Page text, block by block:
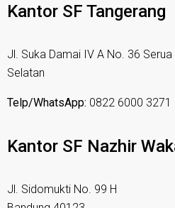
Kantor SF Tangerang
Jl. Suka Damai IV A No. 36
Selatan
Telp/WhatsApp: 0822 6000 3271
Kantor SF Nazhir
Jl. Sidomukti No. 99 H